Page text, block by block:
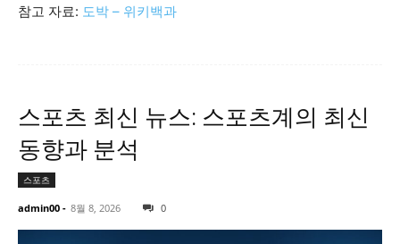
참고 자료: 도박 – 위키백과
스포츠 최신 뉴스: 스포츠계의 최신
동향과 분석
스포츠
admin00 - 8월 8, 2026 0